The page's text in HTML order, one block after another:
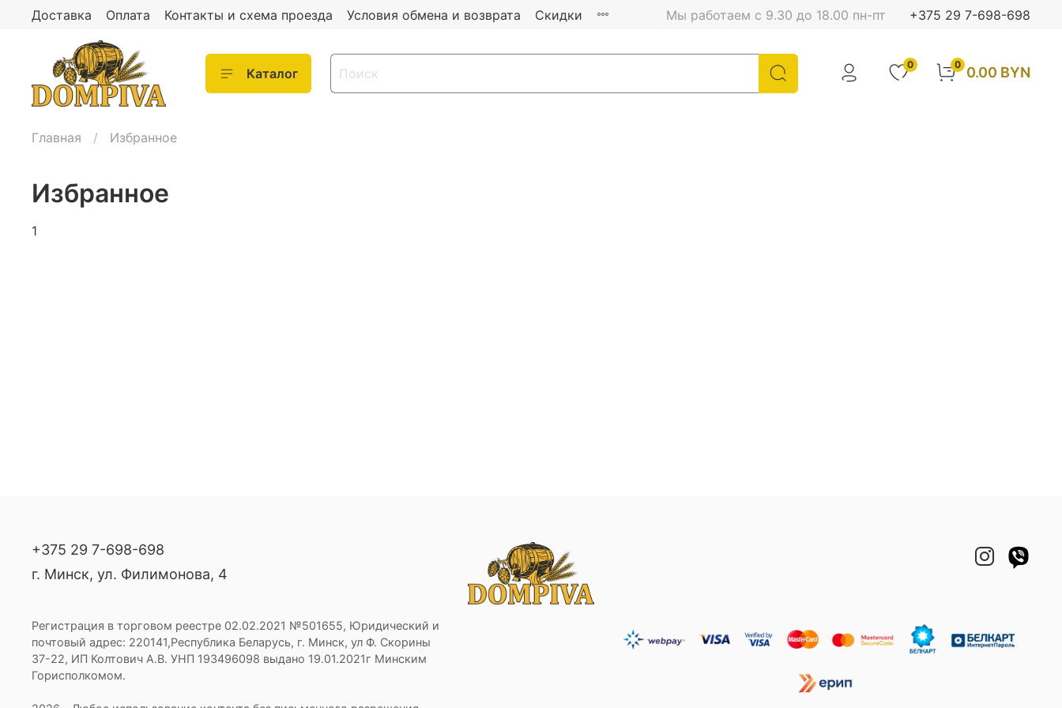
Доставка Оплата Контакты и схема проезда Условия обмена и возврата Скидки Мы работаем с 9.30 до 18.00 пн-пт +375 29 7-698-698
Каталог
0 0 0.00 BYN
Главная Избранное
Избранное
1
+375 29 7-698-698
г. Минск, ул. Филимонова, 4
Регистрация в торговом реестре 02.02.2021 №501655, Юридический и
почтовый адрес: 220141,Республика Беларусь, г. Минск, ул Ф. Скорины
37-22, ИП Колтович А.В. УНП 193496098 выдано 19.01.2021г Минским
Горисполкомом.